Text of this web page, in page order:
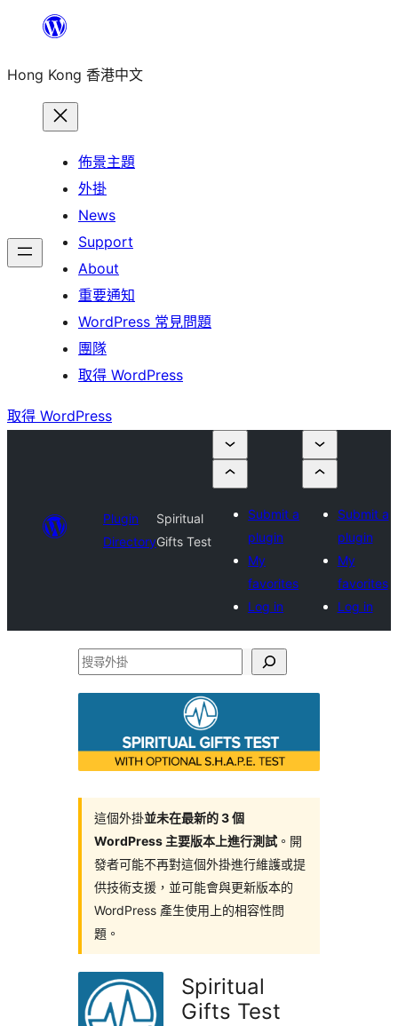
主
Hong Kong 香港中文
佈景主題
外掛
News
Support
About
重要通知
WordPress 常見問題
團隊
取得 WordPress
取得 WordPress
Plugin
Directory
Spiritual
Gifts Test
Submit a
plugin
My
favorites
Log in
Submit a
plugin
My
favorites
Log in
搜
這個外掛並未在最新的 3 個
WordPress 主要版本上進行測試 。開
發者可能不再對這個外掛進行維護或提
供技術支援，並可能會與更新版本的
WordPress 產生使用上的相容性問
題。
Spiritual
Gifts Test